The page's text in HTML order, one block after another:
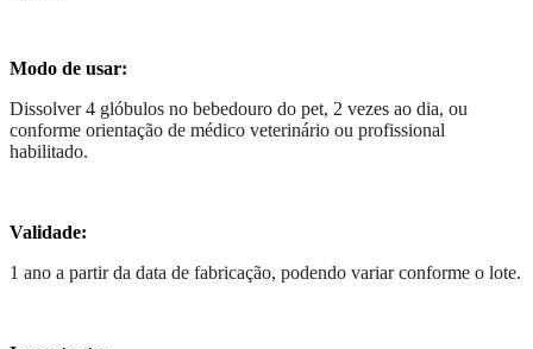
Modo de usar:
Dissolver 4 glóbulos no bebedouro do pet, 2 vezes ao dia, ou
conforme orientação de médico veterinário ou profissional
habilitado.
Validade:
1 ano a partir da data de fabricação, podendo variar conforme o lote.